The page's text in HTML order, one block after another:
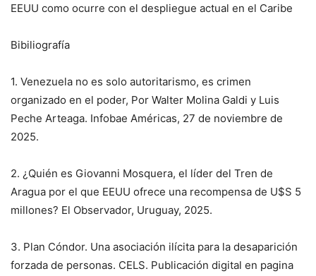
EEUU como ocurre con el despliegue actual en el Caribe
Bibiliografía
1. Venezuela no es solo autoritarismo, es crimen
organizado en el poder, Por Walter Molina Galdi y Luis
Peche Arteaga. Infobae Américas, 27 de noviembre de
2025.
2. ¿Quién es Giovanni Mosquera, el líder del Tren de
Aragua por el que EEUU ofrece una recompensa de U$S 5
millones? El Observador, Uruguay, 2025.
3. Plan Cóndor. Una asociación ilícita para la desaparición
forzada de personas. CELS. Publicación digital en pagina